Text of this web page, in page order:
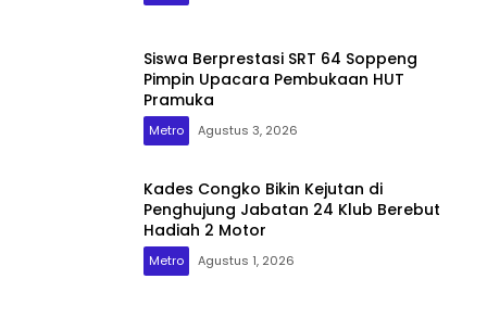
Siswa Berprestasi SRT 64 Soppeng
Pimpin Upacara Pembukaan HUT
Pramuka
Metro Agustus 3, 2026
Kades Congko Bikin Kejutan di
Penghujung Jabatan 24 Klub Berebut
Hadiah 2 Motor
Metro Agustus 1, 2026